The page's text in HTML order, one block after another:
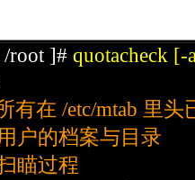
/root ]# quotacheck
有在 /etc/mtab 里头
户的档案与目录
瞄过程